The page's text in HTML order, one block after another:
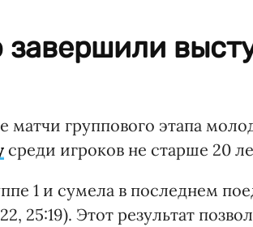
группового этапа
среди игроков не старше 20
1 и сумела в последнем
25:19). Этот результат